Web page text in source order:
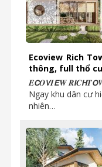
Ecoview Rich
thông, full thổ
𝑬𝘾𝑶𝙑𝑰𝙀𝑾
Ngay khu dân cư
nhiên…